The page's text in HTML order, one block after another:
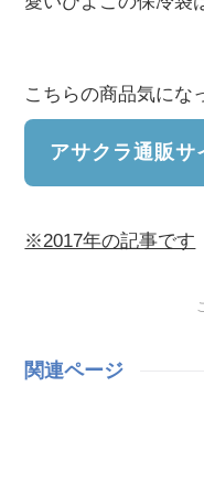
こちらの商品気にな
アサクラ通販サ
※2017年の記事です
関連ページ